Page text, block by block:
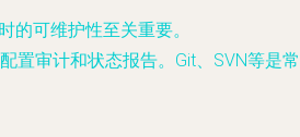
的可维护性至关重要。
置审计和状态报告。Git、SVN等是